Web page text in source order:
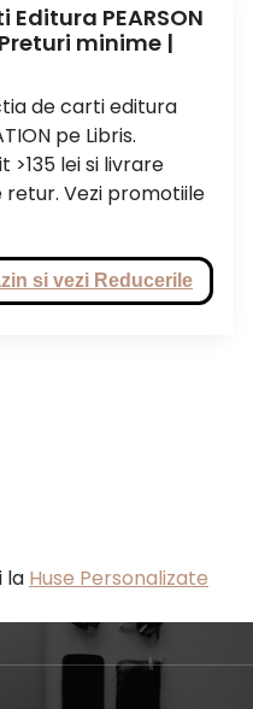
Editura PEARSON
Preturi minime |
de carti editura
pe Libris.
lei si livrare
retur. Vezi promotiile
si vezi Reducerile
la Huse Personalizate